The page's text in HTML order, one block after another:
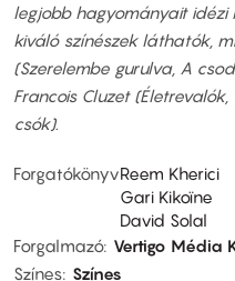
legjobb hagyományait idézi
kiváló színészek láthatók,
(Szerelembe gurulva, A
Francois Cluzet
csók).
ForgatókönyvReem Kherici
Gari Kikoïne
David Solal
Forgalmazó Vertigo Média
Színes Színes